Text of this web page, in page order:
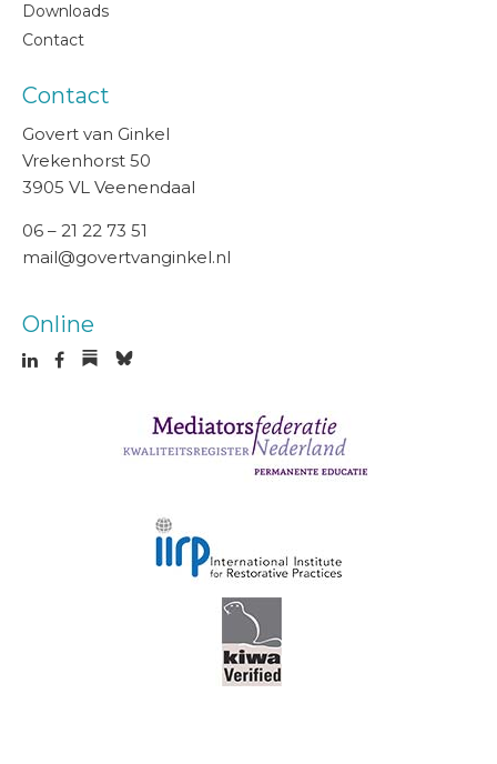
Downloads
Contact
Contact
Govert van Ginkel
Vrekenhorst 50
3905 VL Veenendaal
06 – 21 22 73 51
mail@govertvanginkel.nl
Online